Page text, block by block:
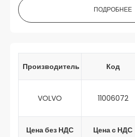
ПОДРОБНЕЕ
Производитель Код
VOLVO 11006072
Цена без НДС Цена с НДС